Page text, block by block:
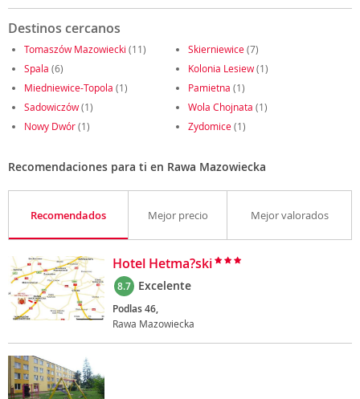
Destinos cercanos
Tomaszów Mazowiecki (11) Skierniewice(7)
Spala (6) Kolonia Lesiew(1)
Miedniewice-Topola (1) Pamietna (1)
Sadowiczów(1) Wola Chojnata (1)
Nowy Dwór(1) Zydomice(1)
Recomendaciones para ti en Rawa Mazowiecka
Recomendados Mejor precio Mejor valorados
Hotel Hetma?ski
8.7 Excelente
Podlas 46,
Rawa Mazowiecka